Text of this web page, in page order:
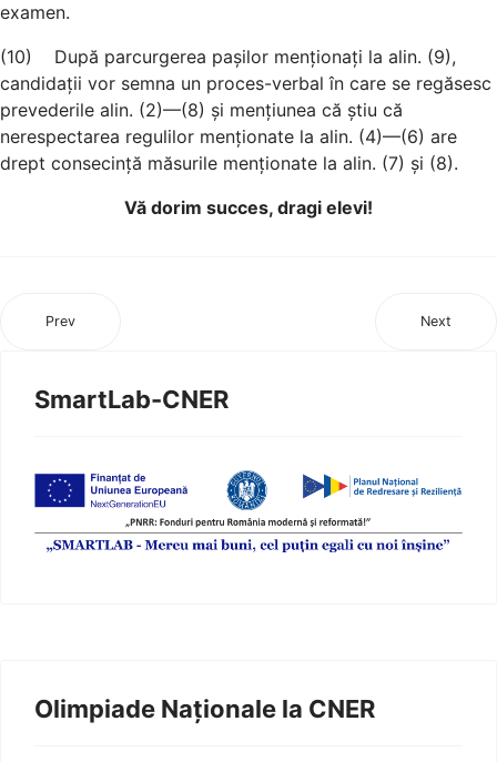
examen.
(10) După parcurgerea pașilor menționați la alin. (9),
candidații vor semna un proces-verbal în care se regăsesc
prevederile alin. (2)—(8) și mențiunea că știu că
nerespectarea regulilor menționate la alin. (4)—(6) are
drept consecință măsurile menționate la alin. (7) și (8).
Vă dorim succes, dragi elevi!
Prev Next
SmartLab-CNER
Olimpiade Naționale la CNER